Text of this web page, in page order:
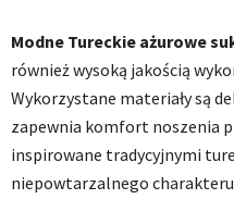
Modne Tureckie ażurowe
również wysoką jakością
Wykorzystane materiały są
zapewnia komfort noszenia
inspirowane tradycyjnymi
niepowtarzalnego